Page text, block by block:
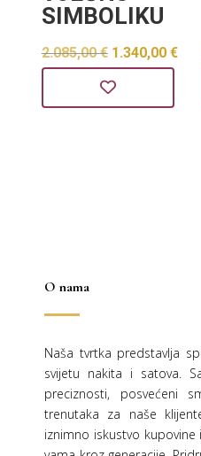
SIMBOLIKU
2.085,00€ Izvorna
cijena
bila
1.340,00 €
O nama
Naša tvrtka predstavlja
svijetu nakita i satova.
preciznosti, posvećeni
trenutaka za naše
iznimno iskustvo